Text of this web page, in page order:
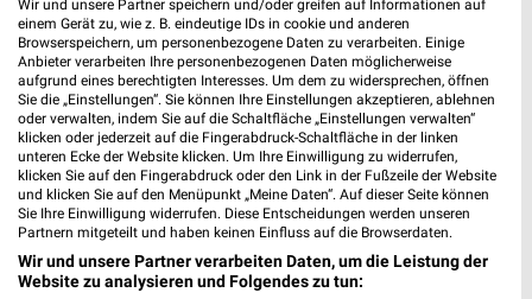
auch clevere Spartipps für den Familienalltag, Ideen zur
Haushaltsplanung und einfache Wege, dein Budget
nachhaltig zu entlasten.
weekli - Prospekte & Angebote App
Alle REWE Angebote immer griffbereit – mit der kostenlosen
Wir und unsere Partner speichern und/oder greifen auf Informationen auf
einem Gerät zu, wie z. B. eindeutige IDs in cookie und anderen
Browserspeichern, um personenbezogene Daten zu verarbeiten. Einige
Anbieter verarbeiten Ihre personenbezogenen Daten möglicherweise
aufgrund eines berechtigten Interesses. Um dem zu widersprechen, öffnen
Sie die „Einstellungen“. Sie können Ihre Einstellungen akzeptieren, ablehnen
oder verwalten, indem Sie auf die Schaltfläche „Einstellungen verwalten“
klicken oder jederzeit auf die Fingerabdruck-Schaltfläche in der linken
unteren Ecke der Website klicken. Um Ihre Einwilligung zu widerrufen,
klicken Sie auf den Fingerabdruck oder den Link in der Fußzeile der Website
und klicken Sie auf den Menüpunkt „Meine Daten“. Auf dieser Seite können
Sie Ihre Einwilligung widerrufen. Diese Entscheidungen werden unseren
Partnern mitgeteilt und haben keinen Einfluss auf die Browserdaten.
Wir und unsere Partner verarbeiten Daten, um die Leistung der
Website zu analysieren und Folgendes zu tun: